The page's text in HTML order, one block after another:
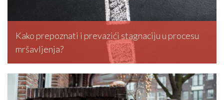
Kako prepoznati i prevazići stagnaciju u procesu
mršavljenja?
editormd, March 5, 2026